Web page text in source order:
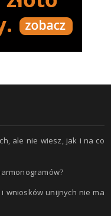
ale nie wiesz, jak i na co
wniosków unijnych nie ma